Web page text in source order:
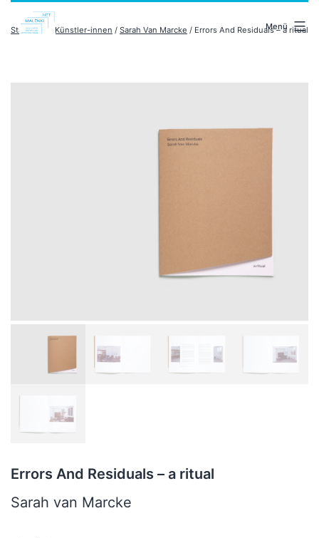
Inhalt
Menü
Startseite / Künstler-innen / Sarah Van Marcke / Errors And Residuals – a ritual
Errors And Residuals – a ritual
Sarah van Marcke